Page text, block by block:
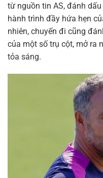
từ nguồn tin AS, đánh
hành trình đầy hứa hẹn
nhiên, chuyến đi cũng
của một số trụ cột, mở ra
tỏa sáng.